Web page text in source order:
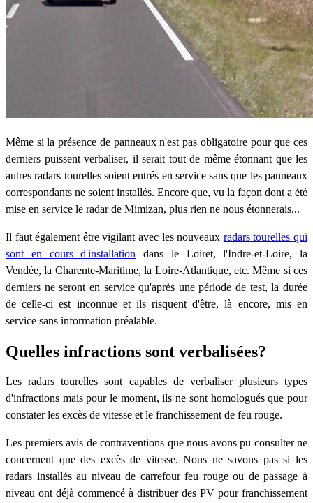
Même si la présence de panneaux n'est pas obligatoire pour que ces
derniers puissent verbaliser, il serait tout de même étonnant que les
autres radars tourelles soient entrés en service sans que les panneaux
correspondants ne soient installés. Encore que, vu la façon dont a été
mise en service le radar de Mimizan, plus rien ne nous étonnerais...
Il faut également être vigilant avec les nouveaux radars tourelles qui
sont en cours d'installation dans le Loiret, l'Indre-et-Loire, la
Vendée, la Charente-Maritime, la Loire-Atlantique, etc. Même si ces
derniers ne seront en service qu'après une période de test, la durée
de celle-ci est inconnue et ils risquent d'être, là encore, mis en
service sans information préalable.
Quelles infractions sont verbalisées?
Les radars tourelles sont capables de verbaliser plusieurs types
d'infractions mais pour le moment, ils ne sont homologués que pour
constater les excès de vitesse et le franchissement de feu rouge.
Les premiers avis de contraventions que nous avons pu consulter ne
concernent que des excès de vitesse. Nous ne savons pas si les
radars installés au niveau de carrefour feu rouge ou de passage à
niveau ont déjà commencé à distribuer des PV pour franchissement